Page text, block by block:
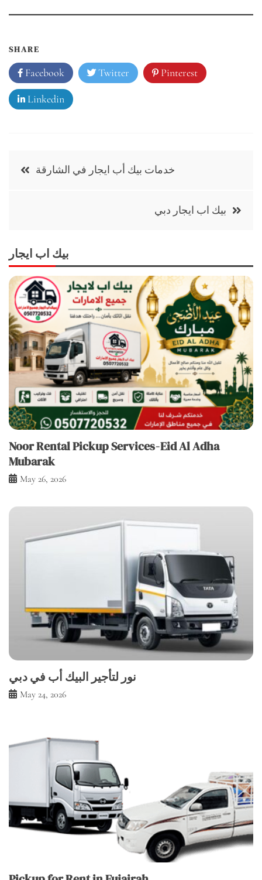
SHARE
Facebook Twitter Pinterest
Linkedin
Post خدمات بيك أب ايجار في الشارقة
بيك اب ايجار دبي
بيك اب ايجار
Noor Rental Pickup Services - Eid Al Adha
Mubarak
May 26, 2026
نور لتأجير البيك أب في دبي
May 24, 2026